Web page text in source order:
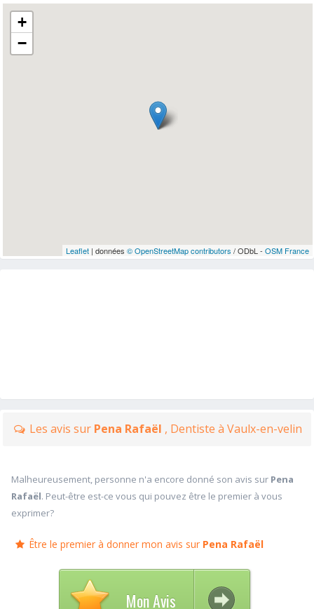
+
−
Leaflet| données © OpenStreetMap contributors / ODbL - OSM France
Les avis sur Pena Rafaël , Dentiste à Vaulx-en-velin
Malheureusement, personne n'a encore donné son avis sur Pena
Rafaël. Peut-être est-ce vous qui pouvez être le premier à vous
exprimer?
Être le premier à donner mon avis sur Pena Rafaël
Mon Avis